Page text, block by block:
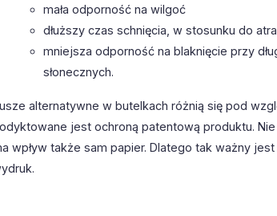
mała odporność na wilgoć
dłuższy czas schnięcia, w stosunku do
mniejsza odporność na blaknięcie przy
słonecznych.
alternatywne w butelkach różnią się pod
jest ochroną patentową produktu.
wpływ także sam papier. Dlatego tak ważny